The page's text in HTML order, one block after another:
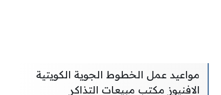
مواعيد عمل الخطوط الجوية الكويتية
الافنيوز مكتب مبيعات التذاكر